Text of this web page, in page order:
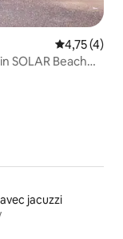
Évaluation
4,75 (4)
SOLAR Beach
jacuzzi